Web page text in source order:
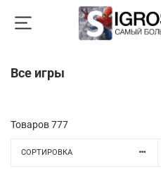
Все игры
Товаров777
СОРТИРОВКА